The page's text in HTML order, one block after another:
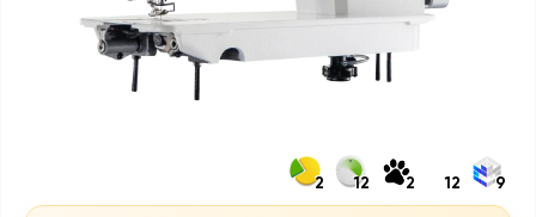
2 12 2 12 9